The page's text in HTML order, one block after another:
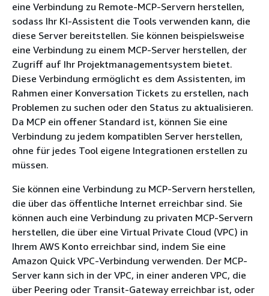
eine Verbindung zu Remote-MCP-Servern herstellen,
sodass Ihr KI-Assistent die Tools verwenden kann, die
diese Server bereitstellen. Sie können beispielsweise
eine Verbindung zu einem MCP-Server herstellen, der
Zugriff auf Ihr Projektmanagementsystem bietet.
Diese Verbindung ermöglicht es dem Assistenten, im
Rahmen einer Konversation Tickets zu erstellen, nach
Problemen zu suchen oder den Status zu aktualisieren.
Da MCP ein offener Standard ist, können Sie eine
Verbindung zu jedem kompatiblen Server herstellen,
ohne für jedes Tool eigene Integrationen erstellen zu
müssen.
Sie können eine Verbindung zu MCP-Servern herstellen,
die über das öffentliche Internet erreichbar sind. Sie
können auch eine Verbindung zu privaten MCP-Servern
herstellen, die über eine Virtual Private Cloud (VPC) in
Ihrem AWS Konto erreichbar sind, indem Sie eine
Amazon Quick VPC-Verbindung verwenden. Der MCP-
Server kann sich in der VPC, in einer anderen VPC, die
über Peering oder Transit-Gateway erreichbar ist, oder